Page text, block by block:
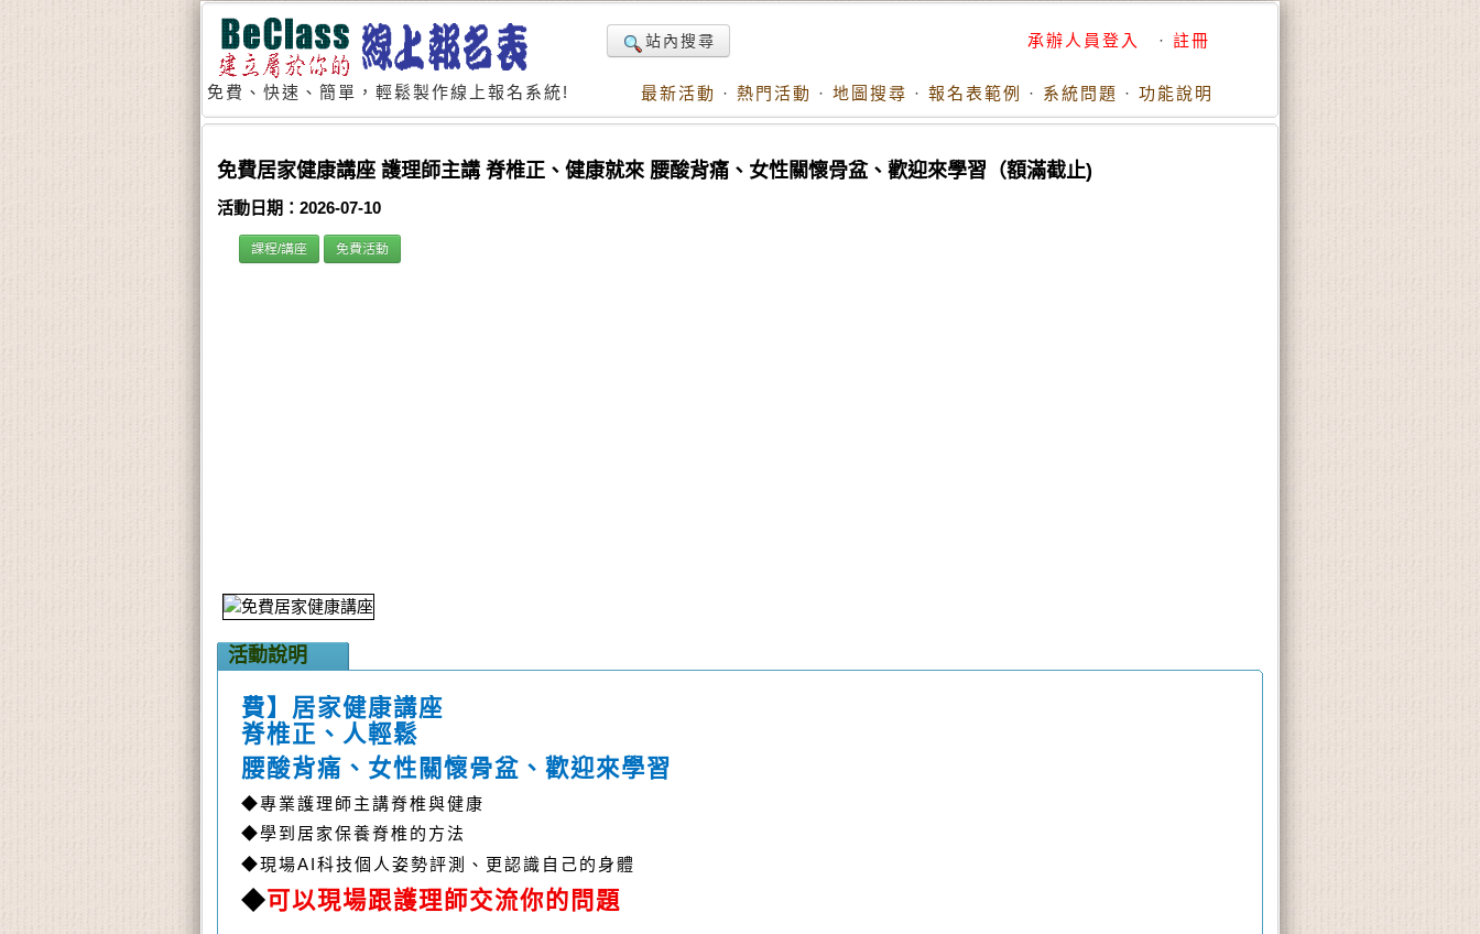
免費、快速、簡單，輕鬆製作線上報名系統!
站內搜尋 承辦人員登入 · 註冊
最新活動 · 熱門活動 · 地圖搜尋 · 報名表範例 · 系統問題 · 功能說明
免費居家健康講座 護理師主講 脊椎正、健康就來 腰酸背痛、女性關懷骨盆、歡迎來學習（額滿截止)
活動日期：2026-07-10
課程/講座 免費活動
活動說明
費】居家健康講座
脊椎正、人輕鬆
腰酸背痛、女性關懷骨盆、歡迎來學習
◆專業護理師主講脊椎與健康
◆學到居家保養脊椎的方法
◆現場AI科技個人姿勢評測、更認識自己的身體
◆可以現場跟護理師交流你的問題